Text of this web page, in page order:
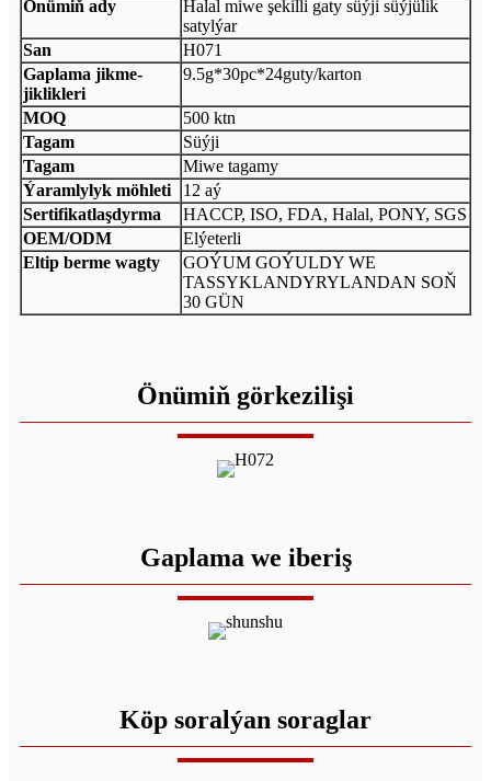
Önümiň ady
Halal miwe şekilli gaty süýji süýjülik
satylýar
San
H071
Gaplama jikme-
jiklikleri
9.5g*30pc*24guty/karton
MOQ
500 ktn
Tagam
Süýji
Tagam
Miwe tagamy
Ýaramlylyk möhleti
12 aý
Sertifikatlaşdyrma
HACCP, ISO, FDA, Halal, PONY, SGS
OEM/ODM
Elýeterli
Eltip berme wagty
GOÝUM GOÝULDY WE
TASSYKLANDYRYLANDAN SOŇ
30 GÜN
Önümiň görkezilişi
Gaplama we iberiş
Köp soralýan soraglar